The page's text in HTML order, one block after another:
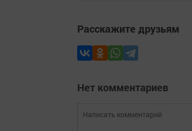
Расскажите друзьям
Нет комментариев